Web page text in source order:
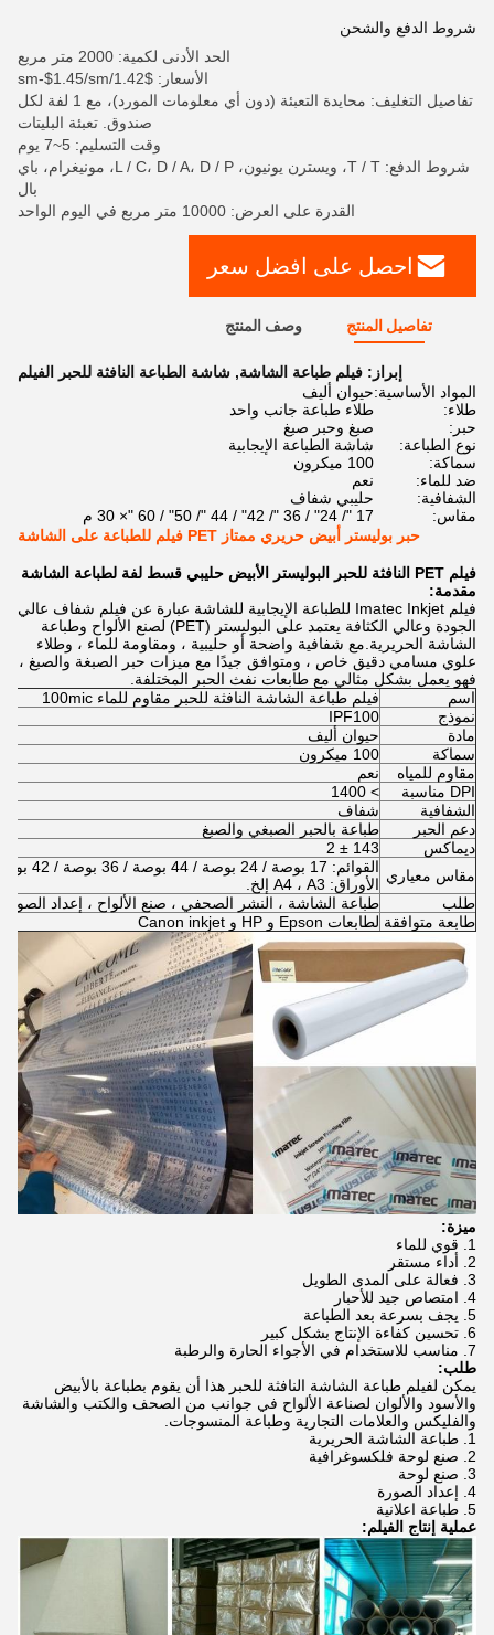
شروط الدفع والشحن
الحد الأدنى لكمية: 2000 متر مربع
الأسعار: $1.42/sm-$1.45/sm
تفاصيل التغليف: محايدة التعبئة (دون أي معلومات المورد)، مع 1 لفة لكل
صندوق. تعبئة البليتات
وقت التسليم: 5~7 يوم
شروط الدفع: T / T، ويسترن يونيون، L / C، D / A، D / P، مونيغرام، باي
بال
القدرة على العرض: 10000 متر مربع في اليوم الواحد
احصل على افضل سعر
تفاصيل المنتج وصف المنتج
إبراز: فيلم طباعة الشاشة, شاشة الطباعة النافثة للحبر الفيلم
المواد الأساسية:حيوان أليف
طلاء:
طلاء طباعة جانب واحد
حبر:
صبغ وحبر صبغ
نوع الطباعة:
شاشة الطباعة الإيجابية
سماكة:
100 ميكرون
ضد للماء:
نعم
الشفافية:
حليبي شفاف
مقاس:
17 "/ 24" / 36 "/ 42" / 44 "/ 50" / 60 "× 30 م
حبر بوليستر أبيض حريري ممتاز PET فيلم للطباعة على الشاشة
فيلم PET النافثة للحبر البوليستر الأبيض حليبي قسط لفة لطباعة الشاشة
مقدمة:
فيلم Imatec Inkjet للطباعة الإيجابية للشاشة عبارة عن فيلم شفاف عالي
الجودة وعالي الكثافة يعتمد على البوليستر (PET) لصنع الألواح وطباعة
الشاشة الحريرية.مع شفافية واضحة أو حليبية ، ومقاومة للماء ، وطلاء
علوي مسامي دقيق خاص ، ومتوافق جيدًا مع ميزات حبر الصبغة والصبغ ،
فهو يعمل بشكل مثالي مع طابعات نفث الحبر المختلفة.
اسم
فيلم طباعة الشاشة النافثة للحبر مقاوم للماء 100mic
نموذج
IPF100
مادة
حيوان أليف
سماكة
100 ميكرون
مقاوم للمياه
نعم
DPI مناسبة
> 1400
الشفافية
شفاف
دعم الحبر
طباعة بالحبر الصبغي والصبغ
ديماكس
143 ± 2
مقاس معياري القوائم: 17 بوصة / 24 بوصة / 44 بوصة / 36 بوصة / 42 بوصة / 50 بوصة / 60 بوصة × 30 مترًا
الأوراق: A4 ، A3 إلخ.
طلب
طباعة الشاشة ، النشر الصحفي ، صنع الألواح ، إعداد
طابعة متوافقة لطابعات Epson و HP و Canon inkjet
ميزة:
قوي للماء
أداء مستقر
فعالة على المدى الطويل
امتصاص جيد للأحبار
يجف بسرعة بعد الطباعة
تحسين كفاءة الإنتاج بشكل كبير
مناسب للاستخدام في الأجواء الحارة والرطبة
طلب:
يمكن لفيلم طباعة الشاشة النافثة للحبر هذا أن يقوم بطباعة بالأبيض
والأسود والألوان لصناعة الألواح في جوانب من الصحف والكتب والشاشة
والفليكس والعلامات التجارية وطباعة المنسوجات.
طباعة الشاشة الحريرية
صنع لوحة فلكسوغرافية
صنع لوحة
إعداد الصورة
طباعة اعلانية
عملية إنتاج الفيلم: